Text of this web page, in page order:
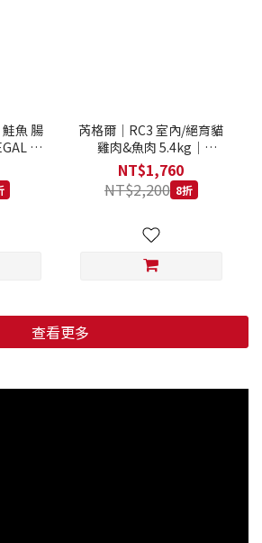
魚 腸
天
芮格爾｜RC3 室內/絕育貓
雞肉&魚肉 5.4kg｜
REGAL 天然貓糧 貓飼料
NT$1,760
NT$2,200 8折
查看更多